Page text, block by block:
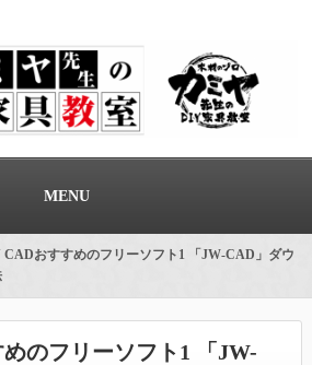
MENU
おすすめのフリーソフト1 「JW-CAD」ダウ
のフリーソフト1 「JW-